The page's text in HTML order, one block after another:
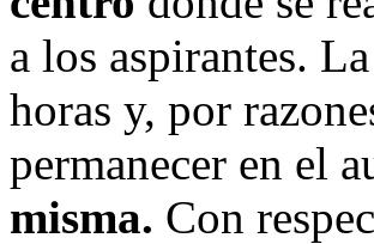
a los aspirantes.
horas y, por
permanecer en el
misma. Con